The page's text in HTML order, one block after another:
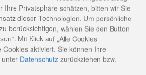
der 20 Wohnungen mit Bad
"Wir haben lange hin und her
Frau Vilda. Ihr Strahlen verrät,
Entscheidung war. "Nur ich suche
sie nach der Aufregung des
Ihre Privatsphäre schätzen, bitten wir Sie
dieser Technologien. Um persönliche
berücksichtigen, wählen Sie den Button
Mit Klick auf „Alle Cookies
Cookies aktiviert. Sie können Ihre
unter Datenschutz zurückziehen bzw.